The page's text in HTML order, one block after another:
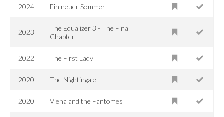
2024 Ein neuer Sommer
2023
The Equalizer 3 - The Final
Chapter
2022 The First Lady
2020 The Nightingale
2020 Viena and the Fantomes